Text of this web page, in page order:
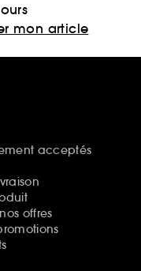
mon article
acceptés
offres